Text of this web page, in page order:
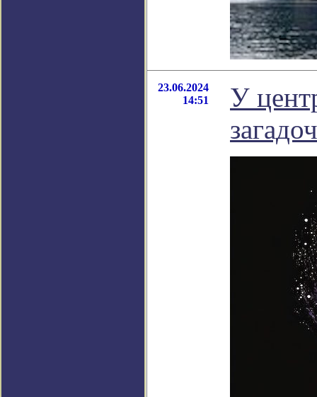
23.06.2024
14:51
У